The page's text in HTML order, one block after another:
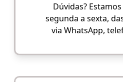
Dúvidas?
segunda a sexta,
via WhatsApp,